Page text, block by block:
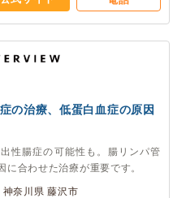
の治療、低蛋白血症の原因
性腸症の可能性も。腸リンパ管
に合わせた治療が重要です。
奈川県 藤沢市